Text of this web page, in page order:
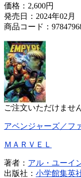
価格： 2,600円
発売日：2024年02月
商品コード：
ご注文いただけませ
アベンジャーズ／フ
ＭＡＲＶＥＬ
著者： アル・ユーイ
出版社： 小学館集英